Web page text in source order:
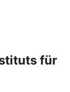
für